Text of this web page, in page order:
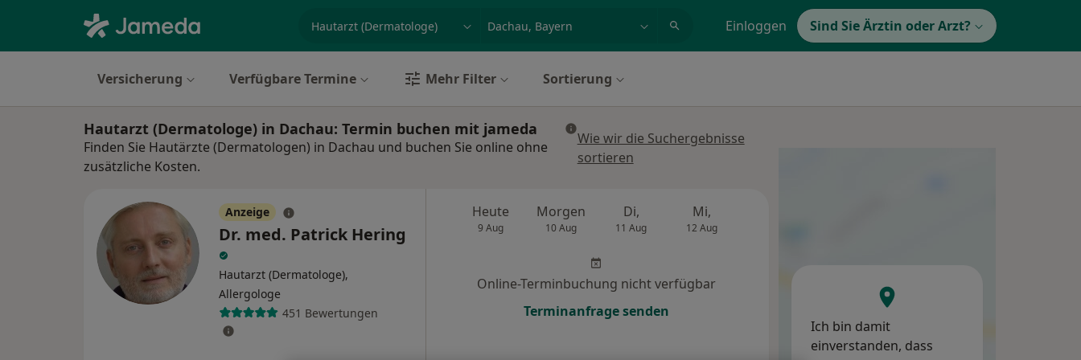
Einloggen Sind Sie Ärztin oder Arzt?
Versicherung Verfügbare Termine Mehr Filter Sortierung
Hautarzt (Dermatologe) in Dachau: Termin buchen mit jameda
Finden Sie Hautärzte (Dermatologen) in Dachau und buchen Sie online ohne
zusätzliche Kosten.
Wie wir die Suchergebnisse
sortieren
Anzeige
Dr. med. Patrick Hering
Hautarzt (Dermatologe),
Allergologe
451 Bewertungen
Heute
9 Aug
Morgen
10 Aug
Di,
11 Aug
Mi,
12 Aug
Online-Terminbuchung nicht verfügbar
Terminanfrage senden
Ich bin damit
einverstanden, dass